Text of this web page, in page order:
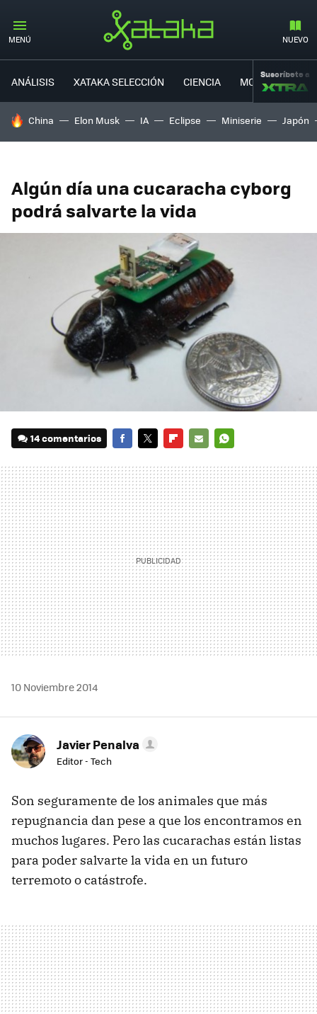
MENÚ NUEVO
ANÁLISIS XATAKA SELECCIÓN CIENCIA MOVILIDAD
Suscríbete a
HOY SE HABLA DE
China Elon Musk IA Eclipse Miniserie Japón
Algún día una cucaracha cyborg
podrá salvarte la vida
14 comentarios
MAIL
10 Noviembre 2014
Javier Penalva
Editor - Tech
Son seguramente de los animales que más
repugnancia dan pese a que los encontramos en
muchos lugares. Pero las cucarachas están listas
para poder salvarte la vida en un futuro
terremoto o catástrofe.